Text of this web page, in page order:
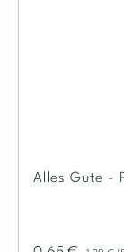
Alles Gute -